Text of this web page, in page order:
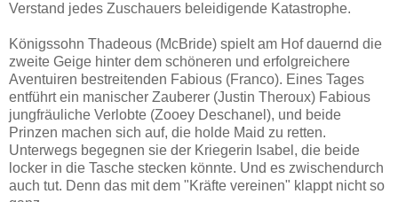
Verstand jedes Zuschauers beleidigende Katastrophe.
Königssohn Thadeous (McBride) spielt am Hof dauernd die
zweite Geige hinter dem schöneren und erfolgreichere
Aventuiren bestreitenden Fabious (Franco). Eines Tages
entführt ein manischer Zauberer (Justin Theroux) Fabious
jungfräuliche Verlobte (Zooey Deschanel), und beide
Prinzen machen sich auf, die holde Maid zu retten.
Unterwegs begegnen sie der Kriegerin Isabel, die beide
locker in die Tasche stecken könnte. Und es zwischendurch
auch tut. Denn das mit dem "Kräfte vereinen" klappt nicht so